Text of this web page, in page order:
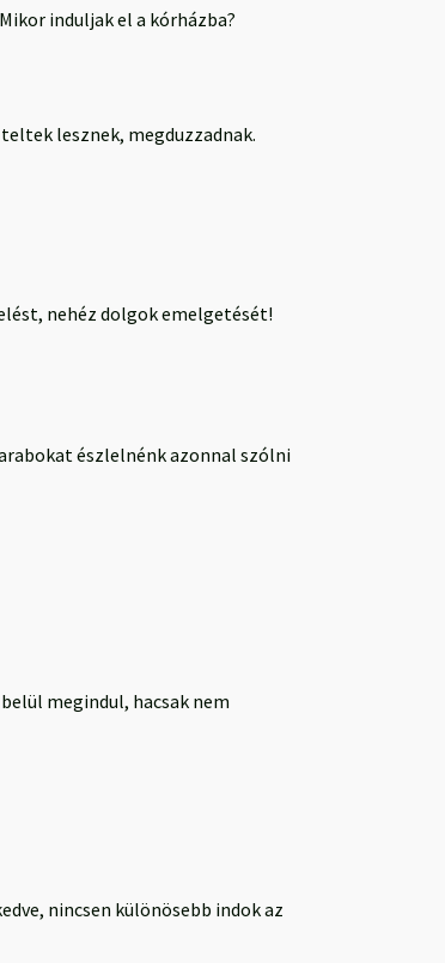
induljak el a kórházba?
lesznek, megduzzadnak.
nehéz dolgok emelgetését!
észlelnénk azonnal szólni
megindul, hacsak nem
nincsen különösebb indok az